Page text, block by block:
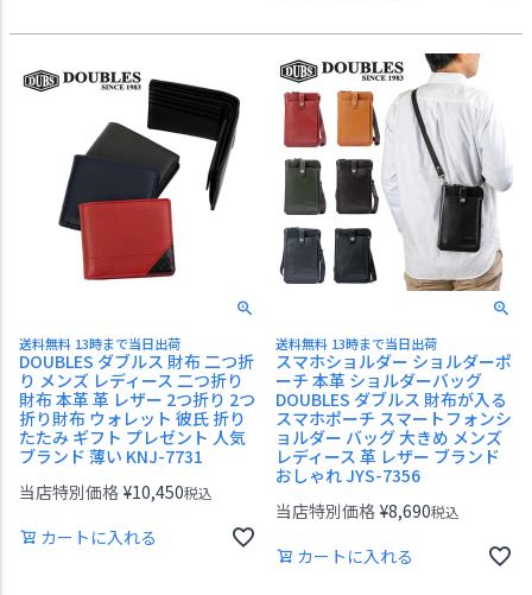
送料無料 13時まで当日出荷
DOUBLES ダブルス 財布 二つ折
り メンズ レディース 二つ折り
財布 本革 革 レザー 2つ折り 2つ
折り財布 ウォレット 彼氏 折り
たたみ ギフト プレゼント 人気
ブランド 薄い KNJ-7731
当店特別価格 ¥10,450税込
カートに入れる
送料無料 13時まで当日出荷
スマホショルダー ショルダーポ
ーチ 本革 ショルダーバッグ
DOUBLES ダブルス 財布が入る
スマホポーチ スマートフォンシ
ョルダー バッグ 大きめ メンズ
レディース 革 レザー ブランド
おしゃれ JYS-7356
当店特別価格 ¥8,690税込
カートに入れる